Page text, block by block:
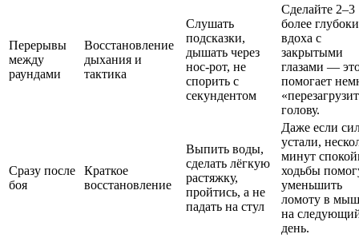
Перерывы
между
раундами
Восстановление
дыхания и
тактика
Слушать
подсказки,
дышать через
нос-рот, не
спорить с
секундентом
Сделайте 2–3
более
вдоха с
закрытыми
глазами —
помогает
голову.
Сразу после
боя
Краткое
восстановление
Выпить воды,
сделать лёгкую
растяжку,
пройтись, а не
падать на стул
Даже если
устали,
минут
ходьбы
уменьшить
ломоту в
на
день.